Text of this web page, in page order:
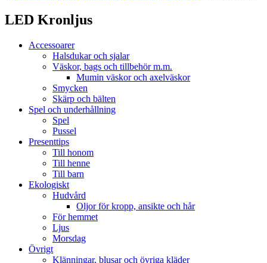
LED Kronljus
Accessoarer
Halsdukar och sjalar
Väskor, bags och tillbehör m.m.
Mumin väskor och axelväskor
Smycken
Skärp och bälten
Spel och underhållning
Spel
Pussel
Presenttips
Till honom
Till henne
Till barn
Ekologiskt
Hudvård
Oljor för kropp, ansikte och hår
För hemmet
Ljus
Morsdag
Övrigt
Klänningar, blusar och övriga kläder